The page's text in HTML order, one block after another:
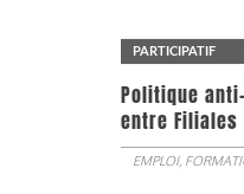
PARTICIPATIF
Politique
entre Filiales
EMPLOI,